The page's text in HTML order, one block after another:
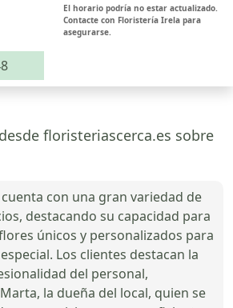
El horario podría no estar actualizado.
Contacte con Floristería Irela para
asegurarse.
floristeriascerca.es sobre
con una gran variedad de
destacando su capacidad para
únicos y personalizados para
Los clientes destacan la
del personal,
la dueña del local, quien se